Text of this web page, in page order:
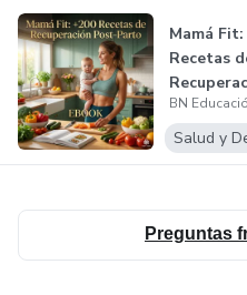
un espacio donde la
editorial se unen paraMamá
Recetas
Parto
BN
Salud y
Preguntas